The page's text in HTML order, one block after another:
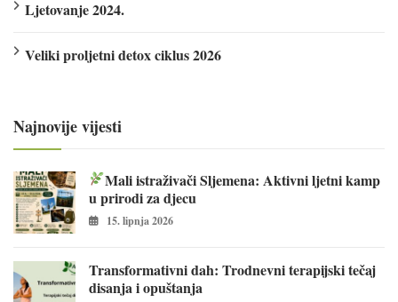
Ljetovanje 2024.
Veliki proljetni detox ciklus 2026
Najnovije vijesti
Mali istraživači Sljemena: Aktivni ljetni kamp
u prirodi za djecu
15. lipnja 2026
Transformativni dah: Trodnevni terapijski tečaj
disanja i opuštanja